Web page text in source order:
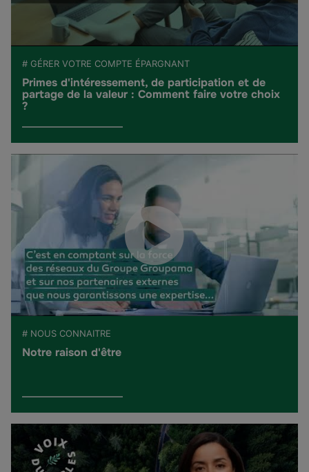
# GÉRER VOTRE COMPTE ÉPARGNANT
Primes d'intéressement, de participation et de
partage de la valeur : Comment faire votre choix
?
# NOUS CONNAITRE
Notre raison d'être